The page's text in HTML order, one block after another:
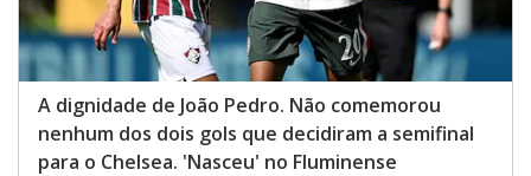
A dignidade de João Pedro. Não comemorou
nenhum dos dois gols que decidiram a semifinal
para o Chelsea. 'Nasceu' no Fluminense